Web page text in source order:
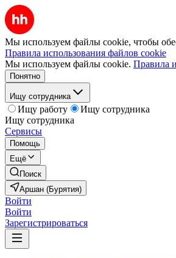
Мы используем файлы cookie, чтобы
Правила использования файлов cookie
Мы используем файлы cookie. Правила
Понятно
Ищу сотрудника
Ищу работу
Ищу сотрудника
Ищу сотрудника
Сервисы
Помощь
Ещё
Поиск
Аршан (Бурятия)
Войти
Войти
Зарегистрироваться